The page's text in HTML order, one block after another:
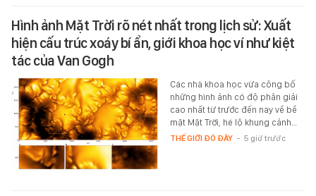
Hình ảnh Mặt Trời rõ nét nhất trong lịch sử: Xuất
hiện cấu trúc xoáy bí ẩn, giới khoa học ví như kiệt
tác của Van Gogh
Các nhà khoa học vừa công bố
những hình ảnh có độ phân giải
cao nhất từ trước đến nay về bề
mặt Mặt Trời, hé lộ khung cảnh…
THẾ GIỚI ĐÓ ĐÂY - 5 giờ trước